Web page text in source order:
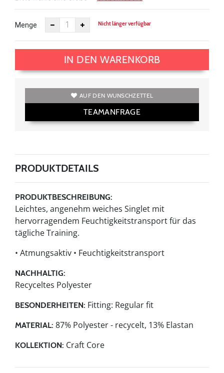
Menge Nicht länger verfügbar
IN DEN WARENKORB
AUF DEN WUNSCHZETTEL
TEAMANFRAGE
PRODUKTDETAILS
PRODUKTBESCHREIBUNG:
Leichtes, angenehm weiches Singlet mit
hervorragendem Feuchtigkeitstransport für das
tägliche Training.
• Atmungsaktiv • Feuchtigkeitstransport
NACHHALTIG:
Recyceltes Polyester
BESONDERHEITEN: Fitting: Regular fit
MATERIAL: 87% Polyester - recycelt, 13% Elastan
KOLLEKTION: Craft Core